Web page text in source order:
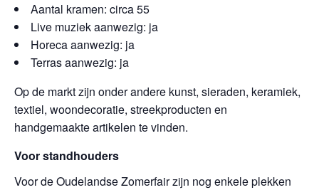
Aantal kramen: circa 55
Live muziek aanwezig: ja
Horeca aanwezig: ja
Terras aanwezig: ja
Op de markt zijn onder andere kunst, sieraden, keramiek,
textiel, woondecoratie, streekproducten en
handgemaakte artikelen te vinden.
Voor standhouders
Voor de Oudelandse Zomerfair zijn nog enkele plekken